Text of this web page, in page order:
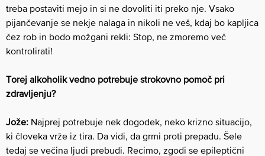
treba postaviti mejo in si ne dovoliti iti preko nje. Vsako
pijančevanje se nekje nalaga in nikoli ne veš, kdaj bo kapljica
čez rob in bodo možgani rekli: Stop, ne zmoremo več
kontrolirati!
Torej alkoholik vedno potrebuje strokovno pomoč pri
zdravljenju?
Jože: Najprej potrebuje nek dogodek, neko krizno situacijo,
ki človeka vrže iz tira. Da vidi, da grmi proti prepadu. Šele
tedaj se večina ljudi prebudi. Recimo, zgodi se epileptični